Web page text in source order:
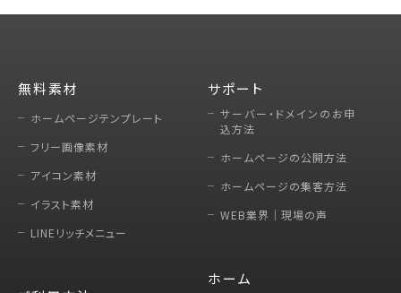
無料素材
ホームページテンプレート
フリー画像素材
アイコン素材
イラスト素材
LINEリッチメニュー
サポート
サーバー・ドメインのお申
込方法
ホームページの公開方法
ホームページの集客方法
WEB業界｜現場の声
ホーム